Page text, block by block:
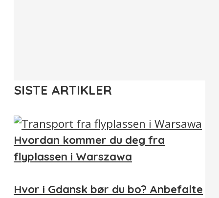
SISTE ARTIKLER
Hvordan kommer du deg fra
flyplassen i Warszawa
Hvor i Gdansk bør du bo? Anbefalte